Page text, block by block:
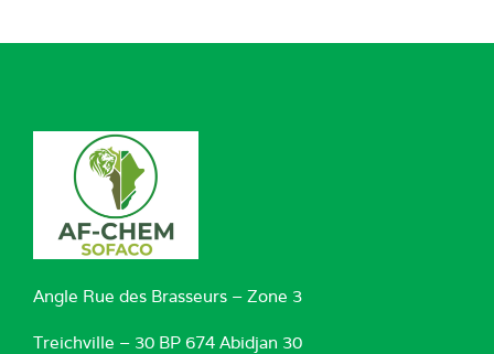
Angle Rue des Brasseurs – Zone 3
Treichville – 30 BP 674 Abidjan 30